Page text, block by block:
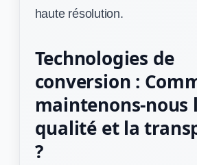
haute résolution.
Technologies de
conversion :
maintenons-nous
qualité et la
?